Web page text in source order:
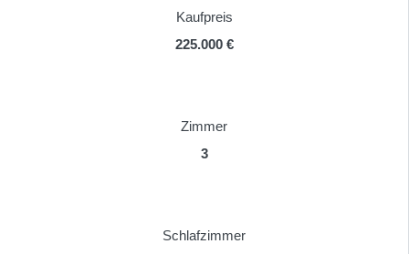
Kaufpreis
225.000 €
Zimmer
3
Schlafzimmer